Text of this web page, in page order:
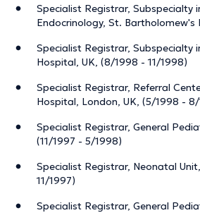
Specialist Registrar,
Endocrinology, St. Bartholomew's
Specialist Registrar, Subspecialty
Hospital, UK, (8/1998 - 11/1998)
Specialist Registrar, Referral
Hospital, London, UK, (5/1998 -
Specialist Registrar, General
(11/1997 - 5/1998)
Specialist Registrar, Neonatal
11/1997)
Specialist Registrar, General